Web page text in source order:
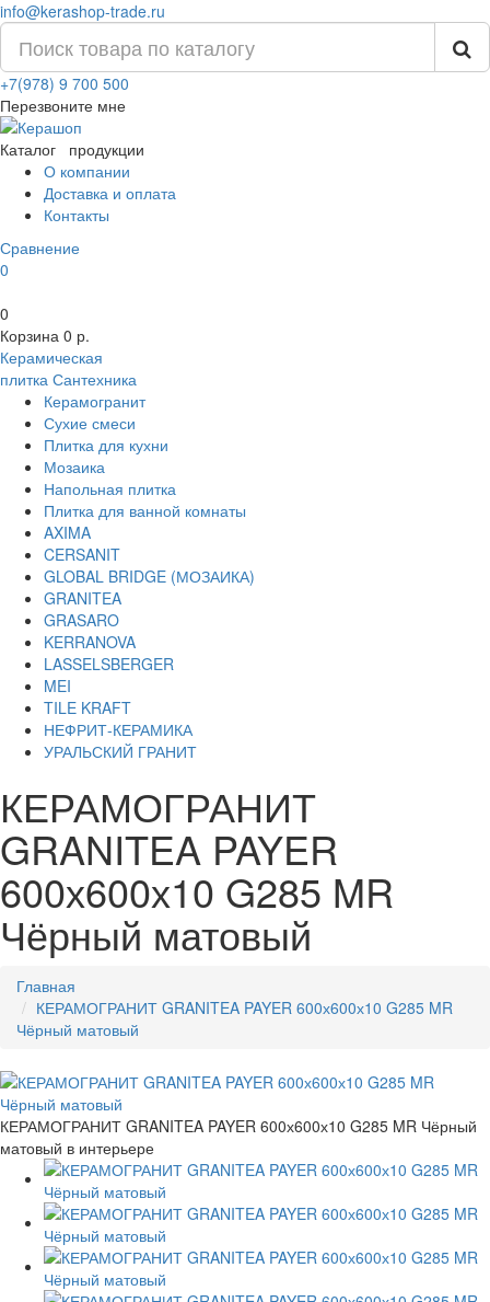
info@kerashop-trade.ru
+7(978) 9 700 500
Перезвоните мне
Каталог
продукции
О компании
Доставка и оплата
Контакты
Сравнение
0
0
Корзина 0 р.
Керамическая
плитка Сантехника
Керамогранит
Сухие смеси
Плитка для кухни
Мозаика
Напольная плитка
Плитка для ванной комнаты
AXIMA
CERSANIT
GLOBAL BRIDGE (МОЗАИКА)
GRANITEA
GRASARO
KERRANOVA
LASSELSBERGER
MEI
TILE KRAFT
НЕФРИТ-КЕРАМИКА
УРАЛЬСКИЙ ГРАНИТ
КЕРАМОГРАНИТ
GRANITEA PAYER
600х600х10 G285 MR
Чёрный матовый
Главная
КЕРАМОГРАНИТ GRANITEA PAYER 600х600х10 G285 MR
Чёрный матовый
КЕРАМОГРАНИТ GRANITEA PAYER 600х600х10 G285 MR Чёрный
матовый в интерьере